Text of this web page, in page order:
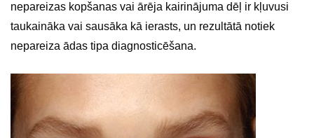
nepareizas kopšanas vai ārēja kairinājuma dēļ ir kļuvusi
taukaināka vai sausāka kā ierasts, un rezultātā notiek
nepareiza ādas tipa diagnosticēšana.